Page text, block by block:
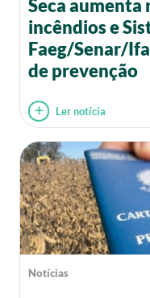
Seca aumenta
incêndios e
Faeg/Senar/
de prevenção
Ler notícia
Notícias